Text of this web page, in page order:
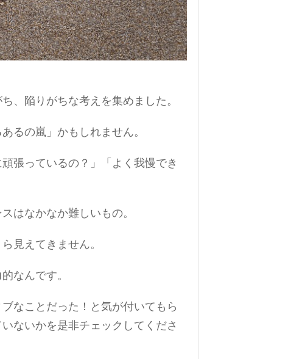
、陥りがちな考えを集めました。
るの嵐」かもしれません。
張っているの？」「よく我慢でき
はなかなか難しいもの。
見えてきません。
なんです。
なことだった！と気が付いてもら
ないかを是非チェックしてくださ